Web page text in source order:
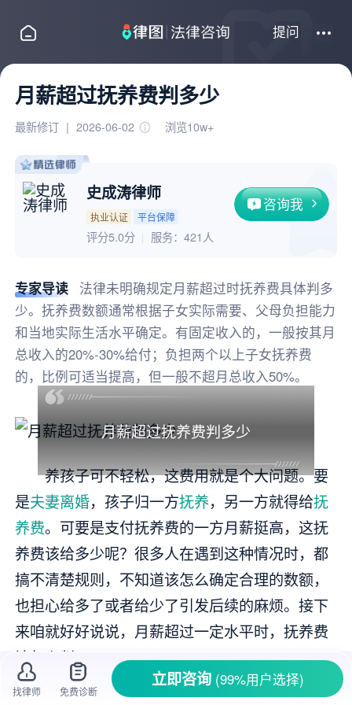
提问
月薪超过抚养费判多少
最新修订 | 2026-06-02 浏览10w+
史成涛律师
执业认证 平台保障
咨询我
评分5.0分 服务： 421人
专家导读
法律未明确规定月薪超过时抚养费具体判多
少。抚养费数额通常根据子女实际需要、父母负担能力
和当地实际生活水平确定。有固定收入的，一般按其月
总收入的20%-30%给付；负担两个以上子女抚养费
的，比例可适当提高，但一般不超月总收入50%。
月薪超过抚养费判多少
养孩子可不轻松，这费用就是个大问题。要
是夫妻离婚，孩子归一方抚养，另一方就得给抚
养费。可要是支付抚养费的一方月薪挺高，这抚
养费该给多少呢？很多人在遇到这种情况时，都
搞不清楚规则，不知道该怎么确定合理的数额，
也担心给多了或者给少了引发后续的麻烦。接下
来咱就好好说说，月薪超过一定水平时，抚养费
该怎么判。
找律师 免费诊断
立即咨询 (99%用户选择)